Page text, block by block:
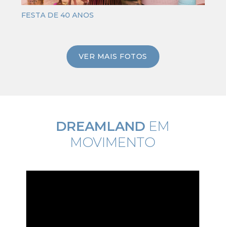
FESTA DE 40 ANOS
VER MAIS FOTOS
DREAMLAND EM
MOVIMENTO